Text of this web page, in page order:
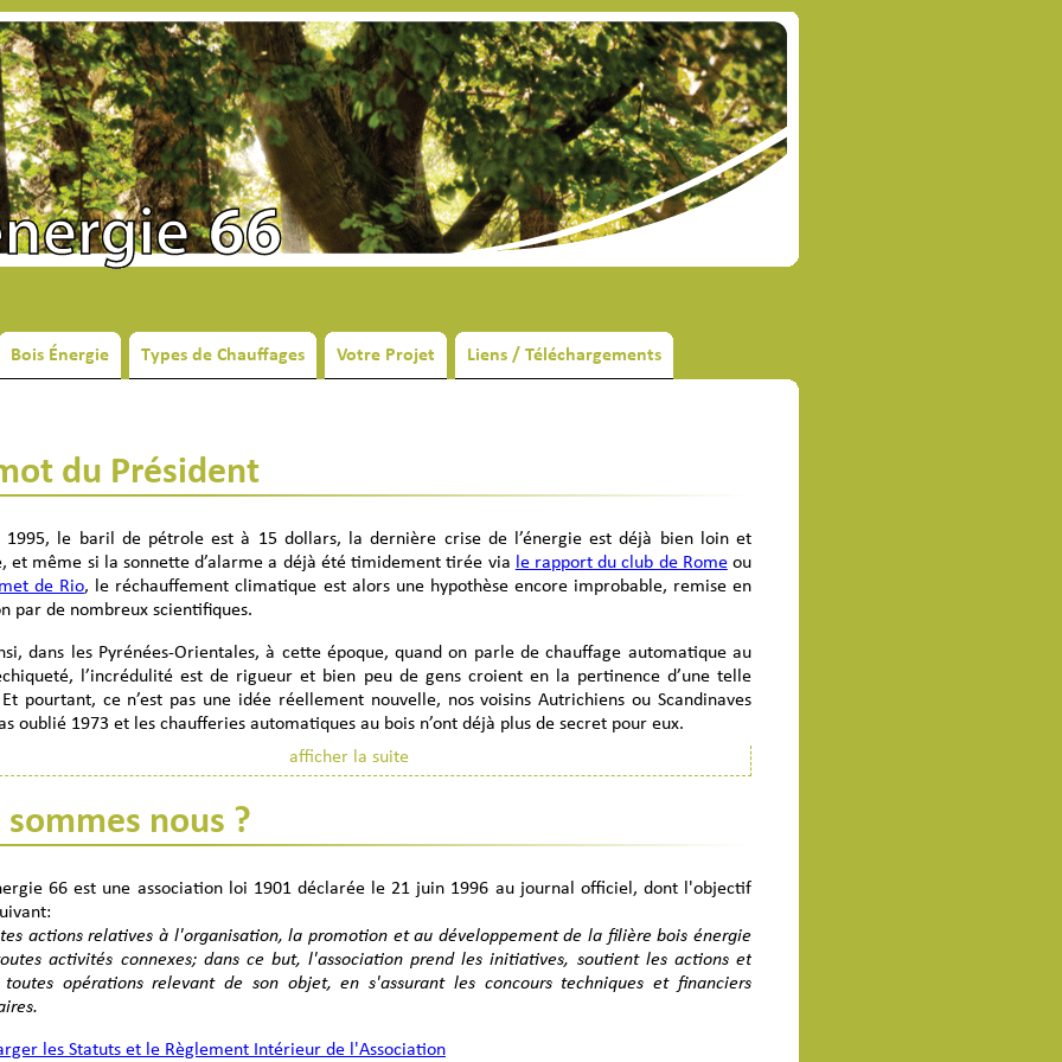
Bois Énergie Types de Chauffages Votre Projet Liens / Téléchargements
du Président
1995, le baril de pétrole est à 15 dollars, la dernière crise de l’énergie est déjà bien loin et
et même si la sonnette d’alarme a déjà été timidement tirée via le rapport du club de Romeou
de Rio, le réchauffement climatique est alors une hypothèse encore improbable, remise en
par de nombreux scientifiques.
dans les Pyrénées-Orientales, à cette époque, quand on parle de chauffage automatique au
l’incrédulité est de rigueur et bien peu de gens croient en la pertinence d’une telle
pourtant, ce n’est pas une idée réellement nouvelle, nos voisins Autrichiens ou Scandinaves
oublié 1973 et les chaufferies automatiques au bois n’ont déjà plus de secret pour eux.
dans ce contexte particulier et peu favorable que Bois Energie 66 voit le jour, grâce à une
à projet du ministère de l’industrie pour la création du « Plan Bois Énergie et Développement
démarrage est poussif : technologie peu connue et coûteuse, peu de compétences sur le
image archaïque, absence de filière d’approvisionnement, pétrole encore bon marché… Les
sont nombreux et pourtant les avantages sont prometteurs et incontestables : énergie
bon marché, contribuant au développement local, à la création d’emplois locaux, à
énergétique, à l’entretien des forêts, à la prévention des incendies, à la lutte contre
serre…
une grande motivation et un énorme travail d’animation et d’information de l’équipe de Bois
afficher la suite
sommes nous ?
66 est une association loi 1901 déclarée le 21 juin 1996 au journal officiel, dont l'objectif
actions relatives à l'organisation, la promotion et au développement de la filière bois énergie
activités connexes; dans ce but, l'association prend les initiatives, soutient les actions et
toutes opérations relevant de son objet, en s'assurant les concours techniques et financiers
les Statuts et le Règlement Intérieur de l'Association